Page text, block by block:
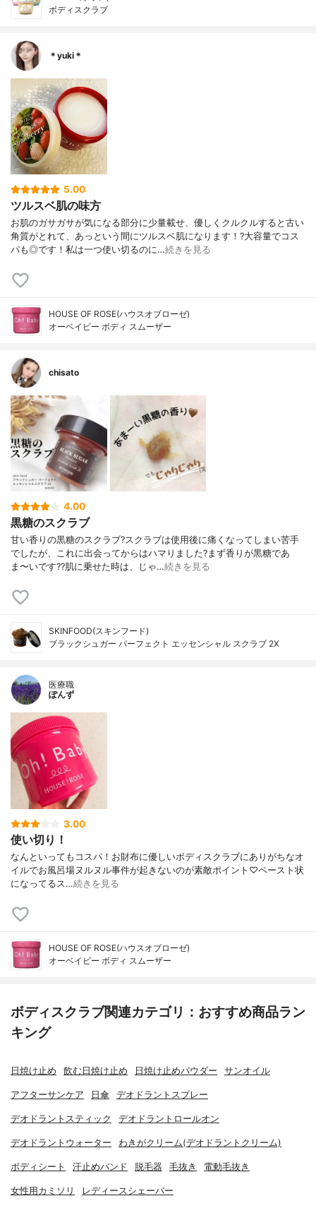
ボディスクラブ
＊yuki＊
5.00
ツルスベ肌の味方
お肌のガサガサが気になる部分に少量載せ、優しくクルクルすると古い
角質がとれて、あっという間にツルスベ肌になります！?大容量でコス
パも◎です！私は一つ使い切るのに…続きを見る
HOUSE OF ROSE(ハウスオブローゼ)
オーベイビー ボディ スムーザー
chisato
4.00
黒糖のスクラブ
甘い香りの黒糖のスクラブ?スクラブは使用後に痛くなってしまい苦手
でしたが、これに出会ってからはハマりました?まず香りが黒糖であ
ま〜いです??肌に乗せた時は、じゃ…続きを見る
SKINFOOD(スキンフード)
ブラックシュガー パーフェクト エッセンシャル スクラブ 2X
医療職
ぽんず
3.00
使い切り！
なんといってもコスパ！お財布に優しいボディスクラブにありがちなオ
イルでお風呂場ヌルヌル事件が起きないのが素敵ポイント♡ペースト状
になってるス…続きを見る
HOUSE OF ROSE(ハウスオブローゼ)
オーベイビー ボディ スムーザー
ボディスクラブ関連カテゴリ：おすすめ商品ラン
キング
日焼け止め 飲む日焼け止め 日焼け止めパウダー サンオイル
アフターサンケア 日傘 デオドラントスプレー
デオドラントスティック デオドラントロールオン
デオドラントウォーター わきがクリーム(デオドラントクリーム)
ボディシート 汗止めバンド 脱毛器 毛抜き 電動毛抜き
女性用カミソリ レディースシェーバー